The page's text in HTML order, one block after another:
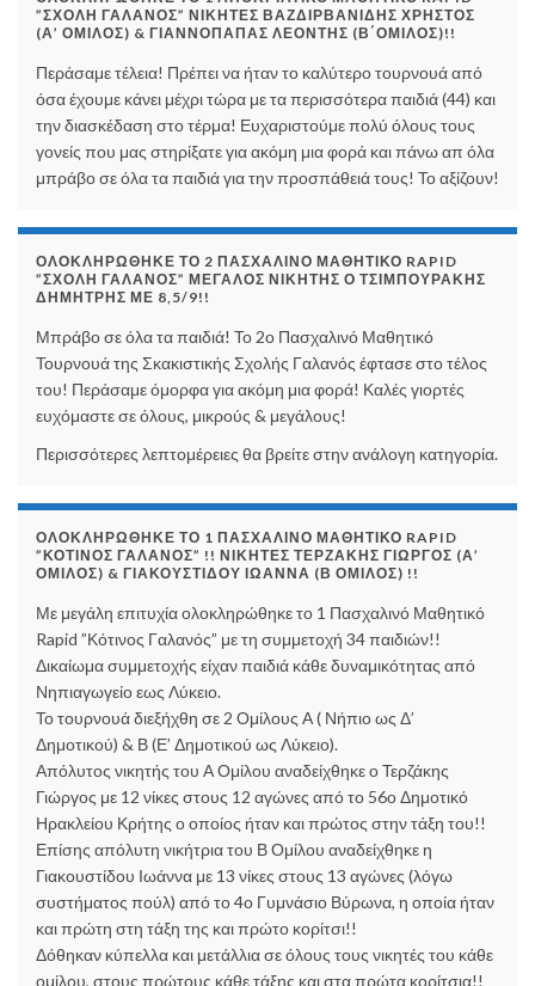
”ΣΧΟΛΉ ΓΑΛΑΝΌΣ” ΝΙΚΗΤΈΣ ΒΑΖΔΙΡΒΑΝΊΔΗΣ ΧΡΉΣΤΟΣ
(Α’ ΌΜΙΛΟΣ) & ΓΙΑΝΝΌΠΑΠΑΣ ΛΕΟΝΤΉΣ (Β΄ΌΜΙΛΟΣ)!!
Περάσαμε τέλεια! Πρέπει να ήταν το καλύτερο τουρνουά από
όσα έχουμε κάνει μέχρι τώρα με τα περισσότερα παιδιά (44) και
την διασκέδαση στο τέρμα! Ευχαριστούμε πολύ όλους τους
γονείς που μας στηρίξατε για ακόμη μια φορά και πάνω απ όλα
μπράβο σε όλα τα παιδιά για την προσπάθειά τους! Το αξίζουν!
ΟΛΟΚΛΗΡΏΘΗΚΕ ΤΟ 2 ΠΑΣΧΑΛΙΝΌ ΜΑΘΗΤΙΚΌ RAPID
”ΣΧΟΛΉ ΓΑΛΑΝΌΣ” ΜΕΓΆΛΟΣ ΝΙΚΗΤΉΣ Ο ΤΣΙΜΠΟΥΡΆΚΗΣ
ΔΗΜΉΤΡΗΣ ΜΕ 8,5/9!!
Μπράβο σε όλα τα παιδιά! Το 2ο Πασχαλινό Μαθητικό
Τουρνουά της Σκακιστικής Σχολής Γαλανός έφτασε στο τέλος
του! Περάσαμε όμορφα για ακόμη μια φορά! Καλές γιορτές
ευχόμαστε σε όλους, μικρούς & μεγάλους!
Περισσότερες λεπτομέρειες θα βρείτε στην ανάλογη κατηγορία.
ΟΛΟΚΛΗΡΏΘΗΚΕ ΤΟ 1 ΠΑΣΧΑΛΙΝΌ ΜΑΘΗΤΙΚΌ RAPID
”ΚΌΤΙΝΟΣ ΓΑΛΑΝΌΣ” !! ΝΙΚΗΤΈΣ ΤΕΡΖΆΚΗΣ ΓΙΏΡΓΟΣ (Α’
ΌΜΙΛΟΣ) & ΓΙΑΚΟΥΣΤΊΔΟΥ ΙΩΆΝΝΑ (Β ΌΜΙΛΟΣ) !!
Με μεγάλη επιτυχία ολοκληρώθηκε το 1 Πασχαλινό Μαθητικό
Rapid ”Κότινος Γαλανός” με τη συμμετοχή 34 παιδιών!!
Δικαίωμα συμμετοχής είχαν παιδιά κάθε δυναμικότητας από
Νηπιαγωγείο εως Λύκειο.
Το τουρνουά διεξήχθη σε 2 Ομίλους Α ( Νήπιο ως Δ’
Δημοτικού) & Β (Ε’ Δημοτικού ως Λύκειο).
Απόλυτος νικητής του Α Ομίλου αναδείχθηκε ο Τερζάκης
Γιώργος με 12 νίκες στους 12 αγώνες από το 56ο Δημοτικό
Ηρακλείου Κρήτης ο οποίος ήταν και πρώτος στην τάξη του!!
Επίσης απόλυτη νικήτρια του Β Ομίλου αναδείχθηκε η
Γιακουστίδου Ιωάννα με 13 νίκες στους 13 αγώνες (λόγω
συστήματος πούλ) από το 4ο Γυμνάσιο Βύρωνα, η οποία ήταν
και πρώτη στη τάξη της και πρώτο κορίτσι!!
Δόθηκαν κύπελλα και μετάλλια σε όλους τους νικητές του κάθε
ομίλου, στους πρώτους κάθε τάξης και στα πρώτα κορίτσια!!